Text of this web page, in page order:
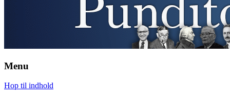
Menu
Hop til indhold